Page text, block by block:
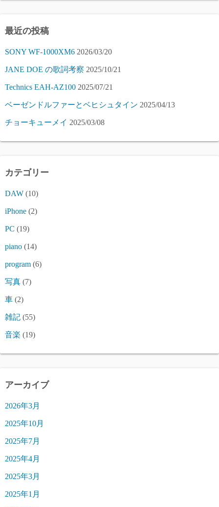
ジ
送
最近の投稿
SONY WF-1000XM6 2026/03/20
JANE DOE の歌詞考察 2025/10/21
Technics EAH-AZ100 2025/07/21
ベーゼンドルファーとベヒシュタイン 2025/04/13
チョーキューメイ 2025/03/08
カテゴリー
DAW (10)
iPhone (2)
PC (19)
piano (14)
program (6)
写真 (7)
車 (2)
雑記 (55)
音楽 (19)
アーカイブ
2026年3月
2025年10月
2025年7月
2025年4月
2025年3月
2025年1月